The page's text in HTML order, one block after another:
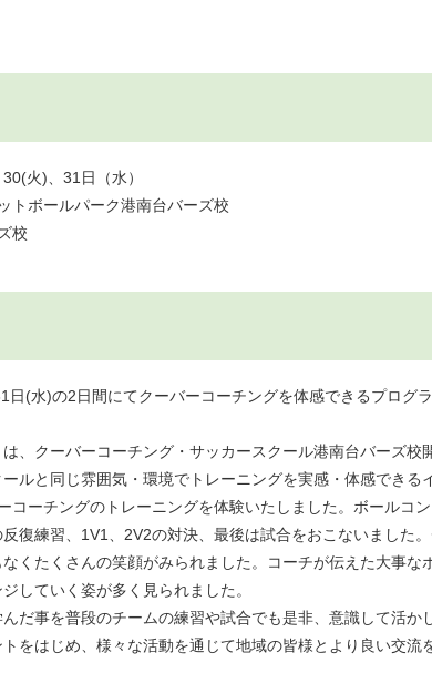
火)、31日（水）
トボールパーク港南台バーズ校
校
日(水)の2日間にてクーバーコーチングを体感できるプログ
、クーバーコーチング・サッカースクール港南台バーズ校
ルと同じ雰囲気・環境でトレーニングを実感・体感できる
コーチングのトレーニングを体験いたしました。ボールコ
復練習、1V1、2V2の対決、最後は試合をおこないました
くたくさんの笑顔がみられました。コーチが伝えた大事な
していく姿が多く見られました。
だ事を普段のチームの練習や試合でも是非、意識して活か
をはじめ、様々な活動を通じて地域の皆様とより良い交流